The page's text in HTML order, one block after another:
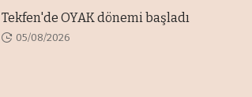
Tekfen'de OYAK dönemi başladı
05/08/2026